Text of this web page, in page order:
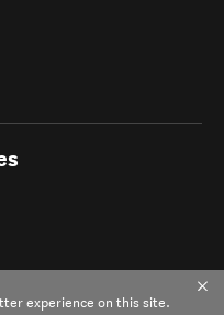
experience on this site.